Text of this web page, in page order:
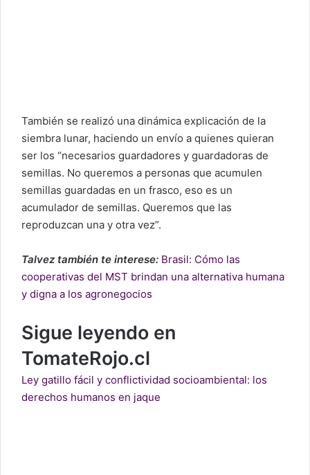
También se realizó una dinámica explicación de la
siembra lunar, haciendo un envío a quienes quieran
ser los “necesarios guardadores y guardadoras de
semillas. No queremos a personas que acumulen
semillas guardadas en un frasco, eso es un
acumulador de semillas. Queremos que las
reproduzcan una y otra vez”.
Talvez también te interese: Brasil: Cómo las
cooperativas del MST brindan una alternativa humana
y digna a los agronegocios
Sigue leyendo en
TomateRojo.cl
Ley gatillo fácil y conflictividad socioambiental: los
derechos humanos en jaque